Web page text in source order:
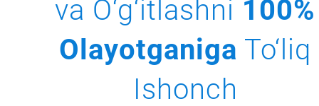
va O‘g‘itlashni 100%
Olayotganiga To‘liq
Ishonch